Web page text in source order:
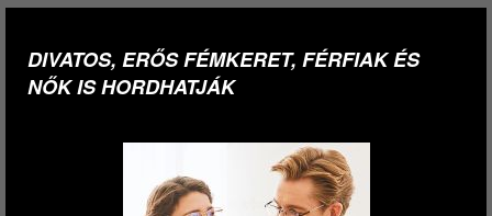
DIVATOS, ERŐS FÉMKERET, FÉRFIAK ÉS
NŐK IS HORDHATJÁK